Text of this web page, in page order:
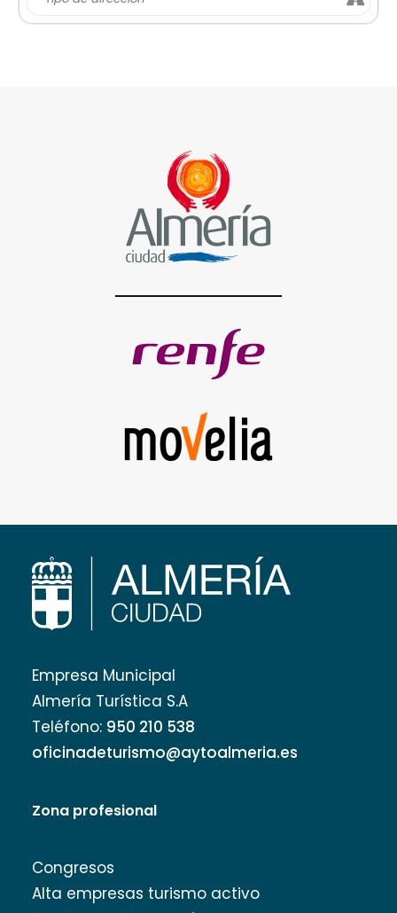
Empresa Municipal
Almería Turística S.A
Teléfono: 950 210 538
oficinadeturismo@aytoalmeria.es
Zona profesional
Congresos
Alta empresas turismo activo